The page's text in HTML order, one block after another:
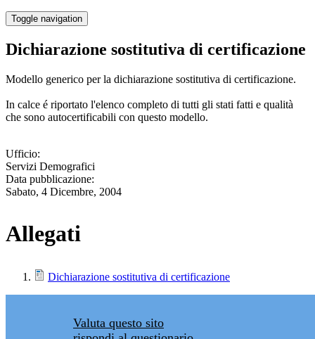
Toggle navigation
Dichiarazione sostitutiva di certificazione
Modello generico per la dichiarazione sostitutiva di certificazione.
In calce é riportato l'elenco completo di tutti gli stati fatti e qualità
che sono autocertificabili con questo modello.
Ufficio:
Servizi Demografici
Data pubblicazione:
Sabato, 4 Dicembre, 2004
Allegati
Dichiarazione sostitutiva di certificazione
Valuta questo sito